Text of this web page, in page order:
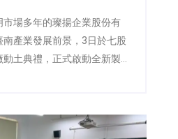
場多年的璨揚企業股份有
南產業發展前景，3日於七股
土典禮，正式啟動全新製
，不僅展現企業擴大全球布
沿海產業發展再添新動能。